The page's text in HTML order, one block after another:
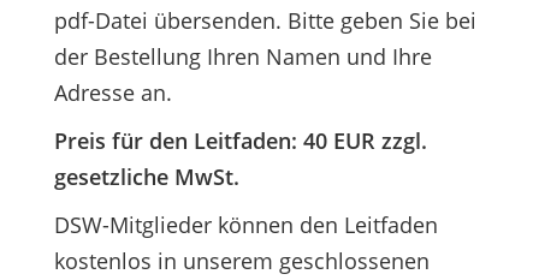
pdf-Datei übersenden. Bitte geben Sie bei
der Bestellung Ihren Namen und Ihre
Adresse an.
Preis für den Leitfaden: 40 EUR zzgl.
gesetzliche MwSt.
DSW-Mitglieder können den Leitfaden
kostenlos in unserem geschlossenen